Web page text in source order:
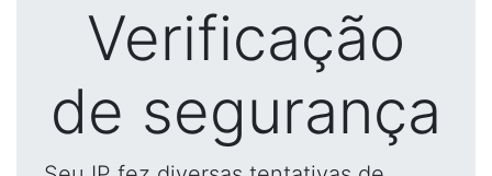
Verificação
de segurança